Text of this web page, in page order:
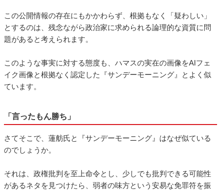
この公開情報の存在にもかかわらず、根拠もなく「疑わしい」
とするのは、残念ながら政治家に求められる論理的な資質に問
題があると考えられます。
このような事実に対する態度も、ハマスの実在の画像をAIフェ
イク画像と根拠なく認定した『サンデーモーニング』とよく似
ています。
「言ったもん勝ち」
さてそこで、蓮舫氏と『サンデーモーニング』はなぜ似ている
のでしょうか。
それは、政権批判を至上命令とし、少しでも批判できる可能性
があるネタを見つけたら、弱者の味方という安易な免罪符を振